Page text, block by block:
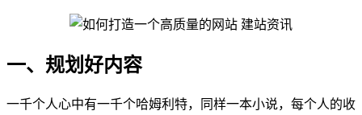
一、规划好内容
一千个人心中有一千个哈姆利特，同样一本小说，每个人的收